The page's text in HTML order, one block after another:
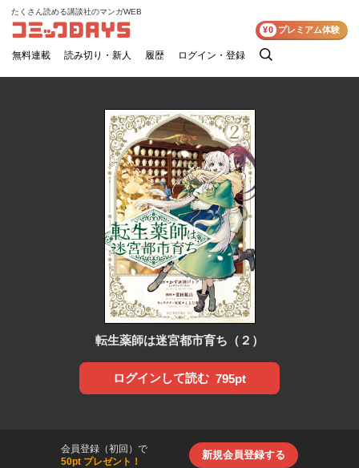
コミックDAYS
たくさん読める講談社のマンガWEB
無料連載 読み切り・新人 履歴 ログイン・登録
検
¥0 プレミアム体験
転生薬師は迷宮都市育ち（２）
ログインして読む 795pt
会員登録（初回）で
50pt プレゼント！
新規会員登録する